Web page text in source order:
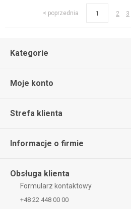
< poprzednia 1 2 3
Kategorie
Moje konto
Strefa klienta
Informacje o firmie
Obsługa klienta
Formularz kontaktowy
+48 22 448 00 00